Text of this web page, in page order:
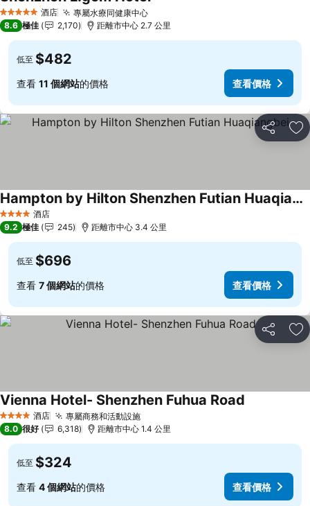
5 星級 酒店 專屬水療同健康中心
8.6 極佳 2,170 距離市中心 2.7 公里
低至 $482
查看 11 個網站的價格 查看價格
分享 放
4 星級 酒店
Hampton by Hilton Shenzhen Futian Huaqiangbei
9.2 極佳 245 距離市中心 3.4 公里
低至 $696
查看 7 個網站的價格 查看價格
分享 放
4 星級 酒店 專屬商務和活動設施
Vienna Hotel- Shenzhen Fuhua Road
8.0 很好 6,318 距離市中心 1.4 公里
低至 $324
查看 4 個網站的價格 查看價格